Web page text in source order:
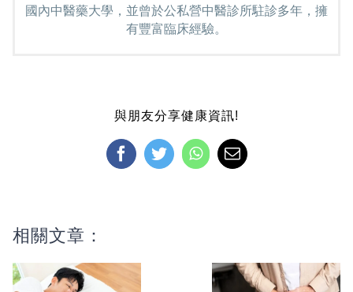
國內中醫藥大學，並曾於公私營中醫診所駐診多年，擁
有豐富臨床經驗。
與朋友分享健康資訊!
FacebookTwitterWhatsApp
Email:
相關文章：